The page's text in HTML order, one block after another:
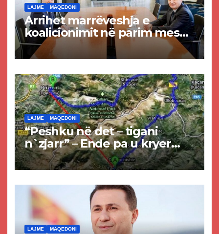
LAJME MAQEDONI
Arrihet marrëveshja e
koalicionimit në parim mes
Kurtit dhe Abdixhikut
LAJME MAQEDONI
“Peshku në det – tigani
n`zjarr” – Ende pa u kryer
projekti i tunelit, komuna e
Tetovës nis punimet për
LAJME MAQEDONI